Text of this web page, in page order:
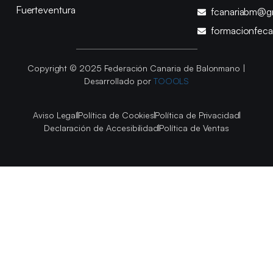
Fuerteventura
Copyright © 2025 Federación Canaria de Balonmano |
Desarrollado por TOOOLS
Aviso LegalPolítica de CookiesPolítica de Privacidad
Declaración de AccesibilidadPolítica de Ventas